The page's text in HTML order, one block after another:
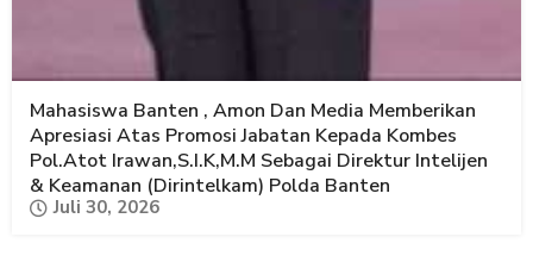
Mahasiswa Banten , Amon Dan Media Memberikan
Apresiasi Atas Promosi Jabatan Kepada Kombes
Pol.Atot Irawan,S.I.K,M.M Sebagai Direktur Intelijen
& Keamanan (Dirintelkam) Polda Banten
Juli 30, 2026